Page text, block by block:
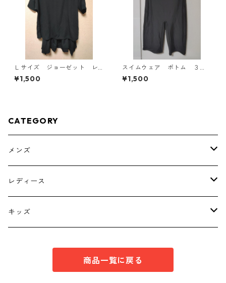
Ｌサイズ ジョーゼット レ
イヤード風プルオーバー ブ
ラック KAE-4792
¥1,500
スイムウェア ボトム ３
Ｌ ブラック KAE-4563
¥1,500
CATEGORY
メンズ
トップス
ボトムス
レディース
トップス
キッズ
商品一覧に戻る